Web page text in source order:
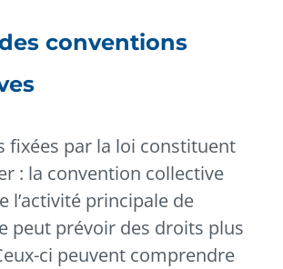
conventions
fixées par la loi constituent
: la convention collective
l’activité principale de
peut prévoir des droits plus
ci peuvent comprendre